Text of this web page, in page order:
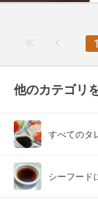
1
他のカテゴリ
すべてのタ
シーフード